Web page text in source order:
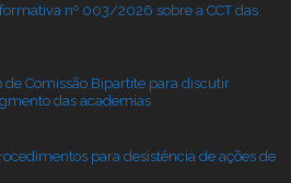
nº 003/2026 sobre a CCT das
de Comissão Bipartite para discutir
das academias
para desistência de ações de